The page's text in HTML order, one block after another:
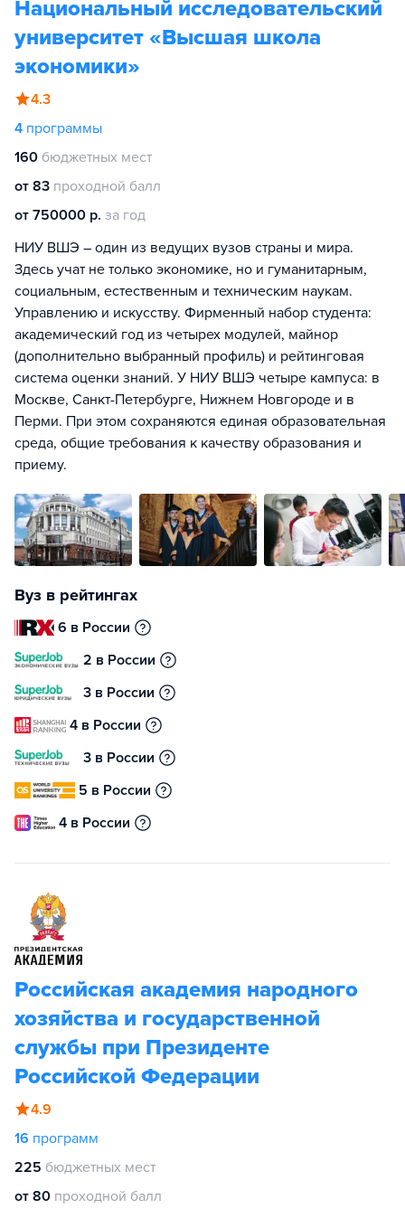
Национальный исследовательский
университет «Высшая школа
экономики»
4.3
4 программы
160 бюджетных мест
от 83 проходной балл
от 750000 р. за год
НИУ ВШЭ – один из ведущих вузов страны и мира.
Здесь учат не только экономике, но и гуманитарным,
социальным, естественным и техническим наукам.
Управлению и искусству. Фирменный набор студента:
академический год из четырех модулей, майнор
(дополнительно выбранный профиль) и рейтинговая
система оценки знаний. У НИУ ВШЭ четыре кампуса: в
Москве, Санкт-Петербурге, Нижнем Новгороде и в
Перми. При этом сохраняются единая образовательная
среда, общие требования к качеству образования и
приему.
Вуз в рейтингах
6 в России
2 в России
3 в России
4 в России
3 в России
5 в России
4 в России
Российская академия народного
хозяйства и государственной
службы при Президенте
Российской Федерации
4.9
16 программ
225 бюджетных мест
от 80 проходной балл